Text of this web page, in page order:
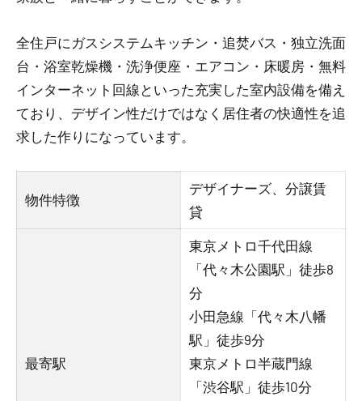
全住戸にガスシステムキッチン・追焚バス・独立洗面
台・浴室乾燥機・洗浄便座・エアコン・床暖房・無料
インターネット回線といった充実した室内設備を備え
ており、デザイン性だけではなく居住者の快適性を追
求した作りになっています。
物件特徴
デザイナーズ、分譲賃
貸
最寄駅
東京メトロ千代田線
「代々木公園駅」徒歩8
分
小田急線「代々木八幡
駅」徒歩9分
東京メトロ半蔵門線
「渋谷駅」徒歩10分